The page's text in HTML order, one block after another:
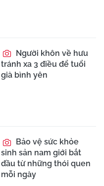
Người khôn về hưu
tránh xa 3 điều để tuổi
già bình yên
Bảo vệ sức khỏe
sinh sản nam giới bắt
đầu từ những thói quen
mỗi ngày